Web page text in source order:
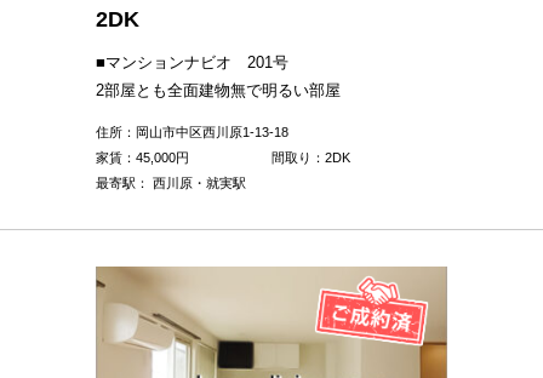
2DK
■マンションナビオ 201号
2部屋とも全面建物無で明るい部屋
住所：岡山市中区西川原1-13-18
家賃： 45,000円
間取り：2DK
最寄駅： 西川原・就実駅